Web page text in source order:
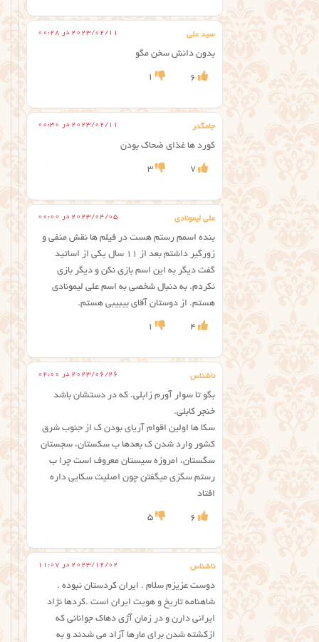
سید علی 2023/02/11 در 00:28
بدون دانش سخن مگو
6
1
جامگدر 2023/02/11 در 00:30
کورد ها غذای ضحاک بودن
7
3
علی لیمونادی 2023/04/05 در 00:00
بنده اسمم رستم هست در فیلم ها نقش منفی و
زورگیر داشتم بعد از ۱۱ سال یکی از اساتید
گفت دیگر به این اسم بازی نکن و دیگر بازی
نکردم. به دنبال شخصی به اسم علی لیمونادی
هستم. از دوستان آقای بیبیبی هستم.
4
1
ناشناس 2023/06/26 در 02:00
بگو تا سوار آورم زابلی. که در دستشان باشد
خنجر کابلی.
سکا ها اولین اقوام آریای بودن ک از جنوب شرق
کشور وارد شدن ک بعدها ب سکستان، سجستان
سگستان، امروزه سیستان معروف است چرا ب
رستم سگزی میگفتن چون اصلیت سکایی داره
افتاد
6
5
ناشناس 2023/12/02 در 11:07
دوست عزیزم سلام . ایران کردستان نبوده .
شاهنامه تاریخ و هویت ایران است .کردها نژاد
‌ایرانی دارن و در زمان آژی دهاک جوانانی که
ازکشته شدن برای مارها آزاد می شدند و به